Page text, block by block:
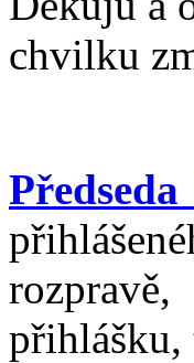
chvilku
přihlášku,